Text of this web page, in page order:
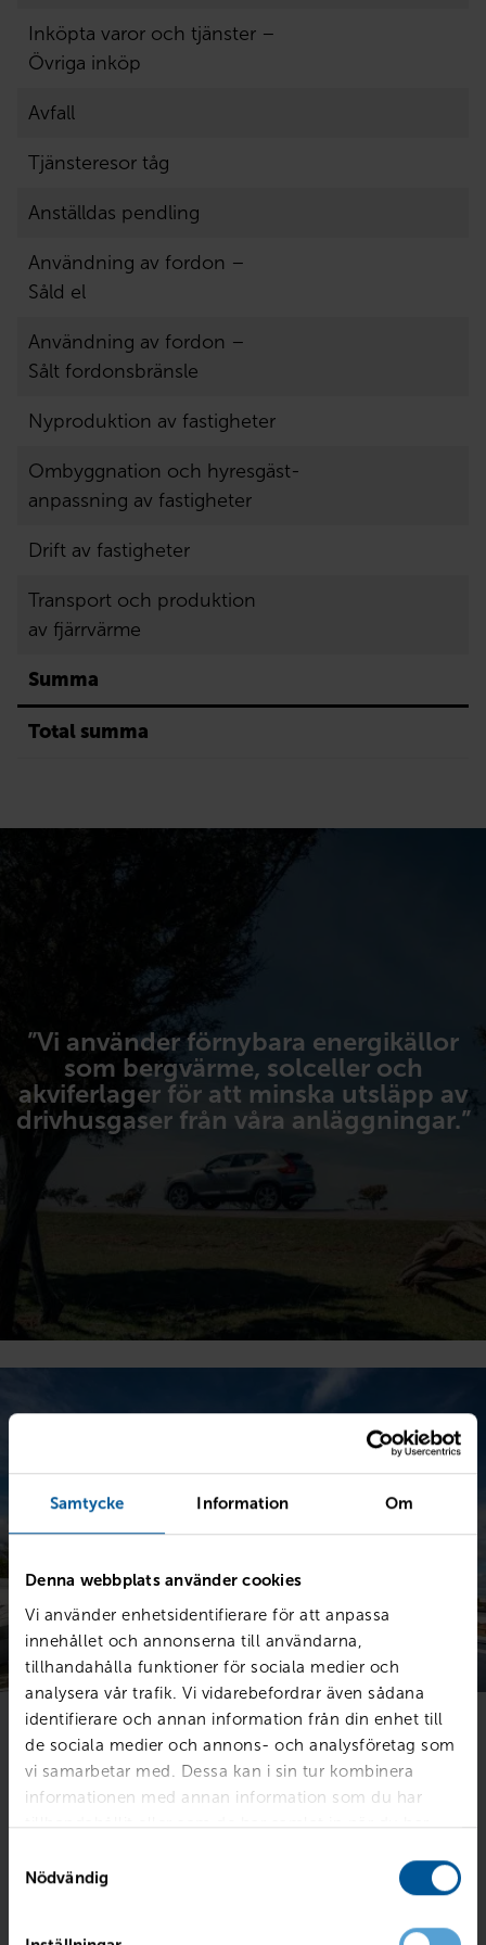
Samtycke Information Om
Denna webbplats använder cookies
Vi använder enhetsidentifierare för att anpassa
innehållet och annonserna till användarna,
tillhandahålla funktioner för sociala medier och
analysera vår trafik. Vi vidarebefordrar även sådana
identifierare och annan information från din enhet till
de sociala medier och annons- och analysföretag som
vi samarbetar med. Dessa kan i sin tur kombinera
informationen med annan information som du har
tillhandahållit eller som de har samlat in när du har
Nödvändig
Inköpta varor och tjänster –
Övriga inköp
Avfall
Tjänsteresor tåg
Anställdas pendling
Användning av fordon –
Såld el
Användning av fordon –
Sålt fordonsbränsle
Nyproduktion av fastigheter
Ombyggnation och hyresgäst-
anpassning av fastigheter
Drift av fastigheter
Transport och produktion
av fjärrvärme
Summa
Total summa
”Vi använder förnybara energikällor
som bergvärme, solceller och
akviferlager för att minska utsläpp av
drivhusgaser från våra anläggningar.”
Energibesparande åtgärder
Att reducera energiförbrukning och miljöpåverkan är
högt prioriterat för oss. Därför vidtar vi hela tiden
åtgärder för att öka eﬀektiviteten och spara resurser.
fokus på uppvärmning, belysning och återvinning.